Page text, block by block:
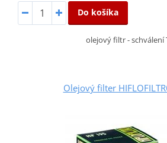
Do košíka
olejový filtr - schválení
Olejový filter